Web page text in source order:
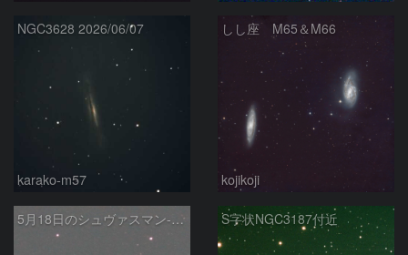
NGC3628 2026/06/07
karako-m57
しし座 M65＆M66
kojikoji
5月18日のシュヴァスマン-ヴァハマン第1彗星（29P） S字状NGC3187付近